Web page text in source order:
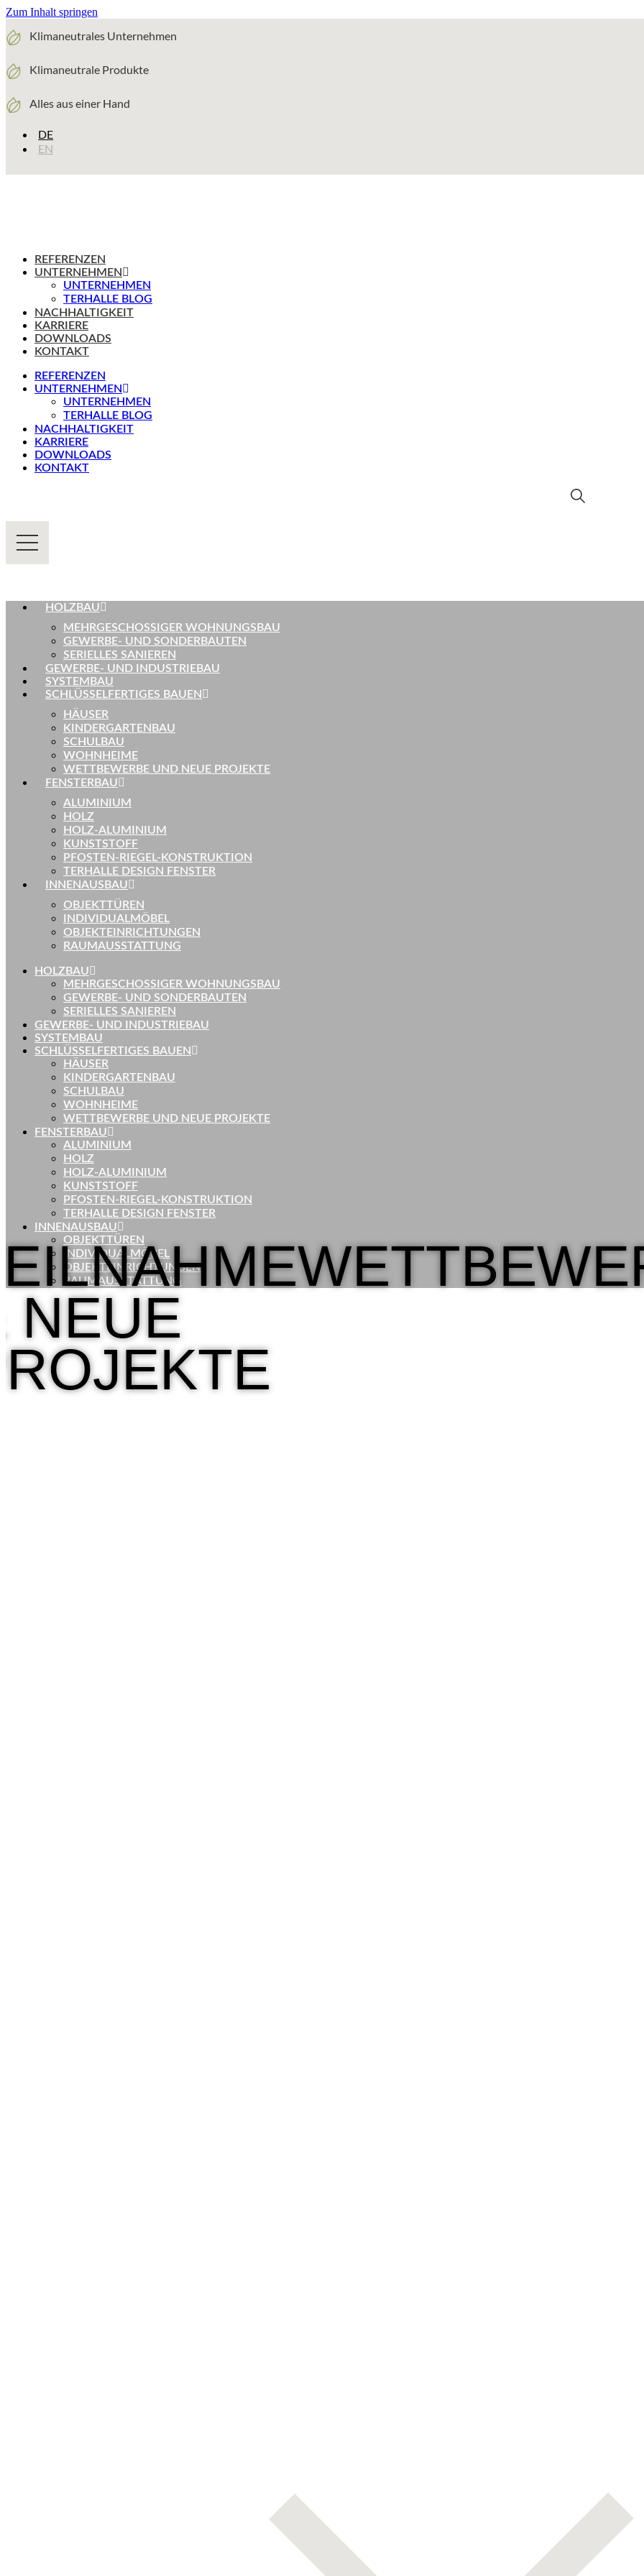
Zum Inhalt springen
Klimaneutrales Unternehmen
Klimaneutrale Produkte
Alles aus einer Hand
DE
EN
REFERENZEN
UNTERNEHMEN
UNTERNEHMEN
TERHALLE BLOG
NACHHALTIGKEIT
KARRIERE
DOWNLOADS
KONTAKT
REFERENZEN
UNTERNEHMEN
UNTERNEHMEN
TERHALLE BLOG
NACHHALTIGKEIT
KARRIERE
DOWNLOADS
KONTAKT
HOLZBAU
MEHRGESCHOSSIGER WOHNUNGSBAU
GEWERBE- UND SONDERBAUTEN
SERIELLES SANIEREN
GEWERBE- UND INDUSTRIEBAU
SYSTEMBAU
SCHLÜSSELFERTIGES BAUEN
HÄUSER
KINDERGARTENBAU
SCHULBAU
WOHNHEIME
WETTBEWERBE UND NEUE PROJEKTE
FENSTERBAU
ALUMINIUM
HOLZ
HOLZ-ALUMINIUM
KUNSTSTOFF
PFOSTEN-RIEGEL-KONSTRUKTION
TERHALLE DESIGN FENSTER
INNENAUSBAU
OBJEKTTÜREN
INDIVIDUALMÖBEL
OBJEKTEINRICHTUNGEN
RAUMAUSSTATTUNG
HOLZBAU
MEHRGESCHOSSIGER WOHNUNGSBAU
GEWERBE- UND SONDERBAUTEN
SERIELLES SANIEREN
GEWERBE- UND INDUSTRIEBAU
SYSTEMBAU
SCHLÜSSELFERTIGES BAUEN
HÄUSER
KINDERGARTENBAU
SCHULBAU
WOHNHEIME
WETTBEWERBE UND NEUE PROJEKTE
FENSTERBAU
ALUMINIUM
HOLZ
HOLZ-ALUMINIUM
KUNSTSTOFF
PFOSTEN-RIEGEL-KONSTRUKTION
TERHALLE DESIGN FENSTER
INNENAUSBAU
OBJEKTTÜREN
INDIVIDUALMÖBEL
OBJEKTEINRICHTUNGEN
RAUMAUSSTATTUNG
NEUE